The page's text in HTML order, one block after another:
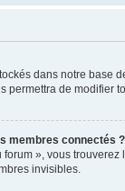
dans notre base
permettra de modifier
membres connectés ?
», vous trouverez
invisibles.